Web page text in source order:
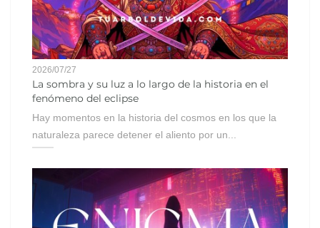
2026/07/27
La sombra y su luz a lo largo de la historia en el
fenómeno del eclipse
Hay momentos en la historia del cosmos en los que la
naturaleza parece detener el aliento por un...